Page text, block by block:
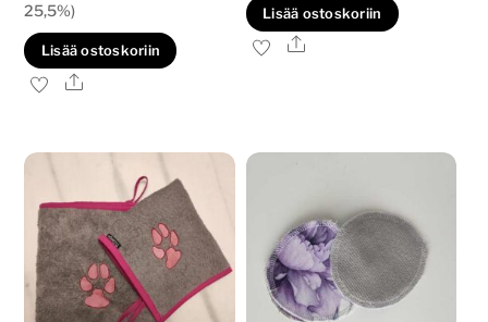
oli:
48,00€.
on:
36,00€.
25,5%)
Lisää ostoskoriin
Ale
Lisää ostoskoriin
Ale